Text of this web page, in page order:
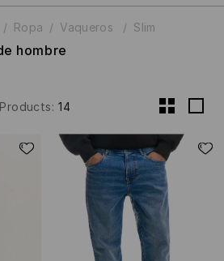
Ropa Vaqueros Slim
hombre
Products: 14